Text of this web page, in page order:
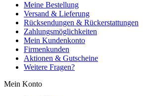
Meine Bestellung
Versand & Lieferung
Rücksendungen & Rückerstattungen
Zahlungsmöglichkeiten
Mein Kundenkonto
Firmenkunden
Aktionen & Gutscheine
Weitere Fragen?
Mein Konto